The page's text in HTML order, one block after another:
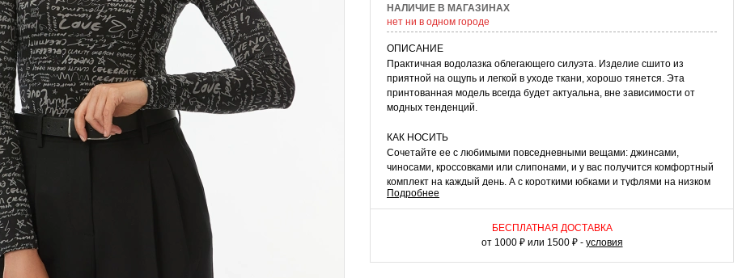
НАЛИЧИЕ В МАГАЗИНАХ
нет ни в одном городе
ОПИСАНИЕ
Практичная водолазка облегающего силуэта. Изделие сшито из
приятной на ощупь и легкой в уходе ткани, хорошо тянется. Эта
принтованная модель всегда будет актуальна, вне зависимости от
модных тенденций.
КАК НОСИТЬ
Сочетайте ее с любимыми повседневными вещами: джинсами,
чиносами, кроссовками или слипонами, и у вас получится комфортный
комплект на каждый день. А с короткими юбками и туфлями на низком
каблуке вы создадите более элегантный образ для свидания или
вечеринки. Универсальная водолазка займет достойное место в
Подробнее
БЕСПЛАТНАЯ ДОСТАВКА
от 1000 ₽ или 1500 ₽ - условия